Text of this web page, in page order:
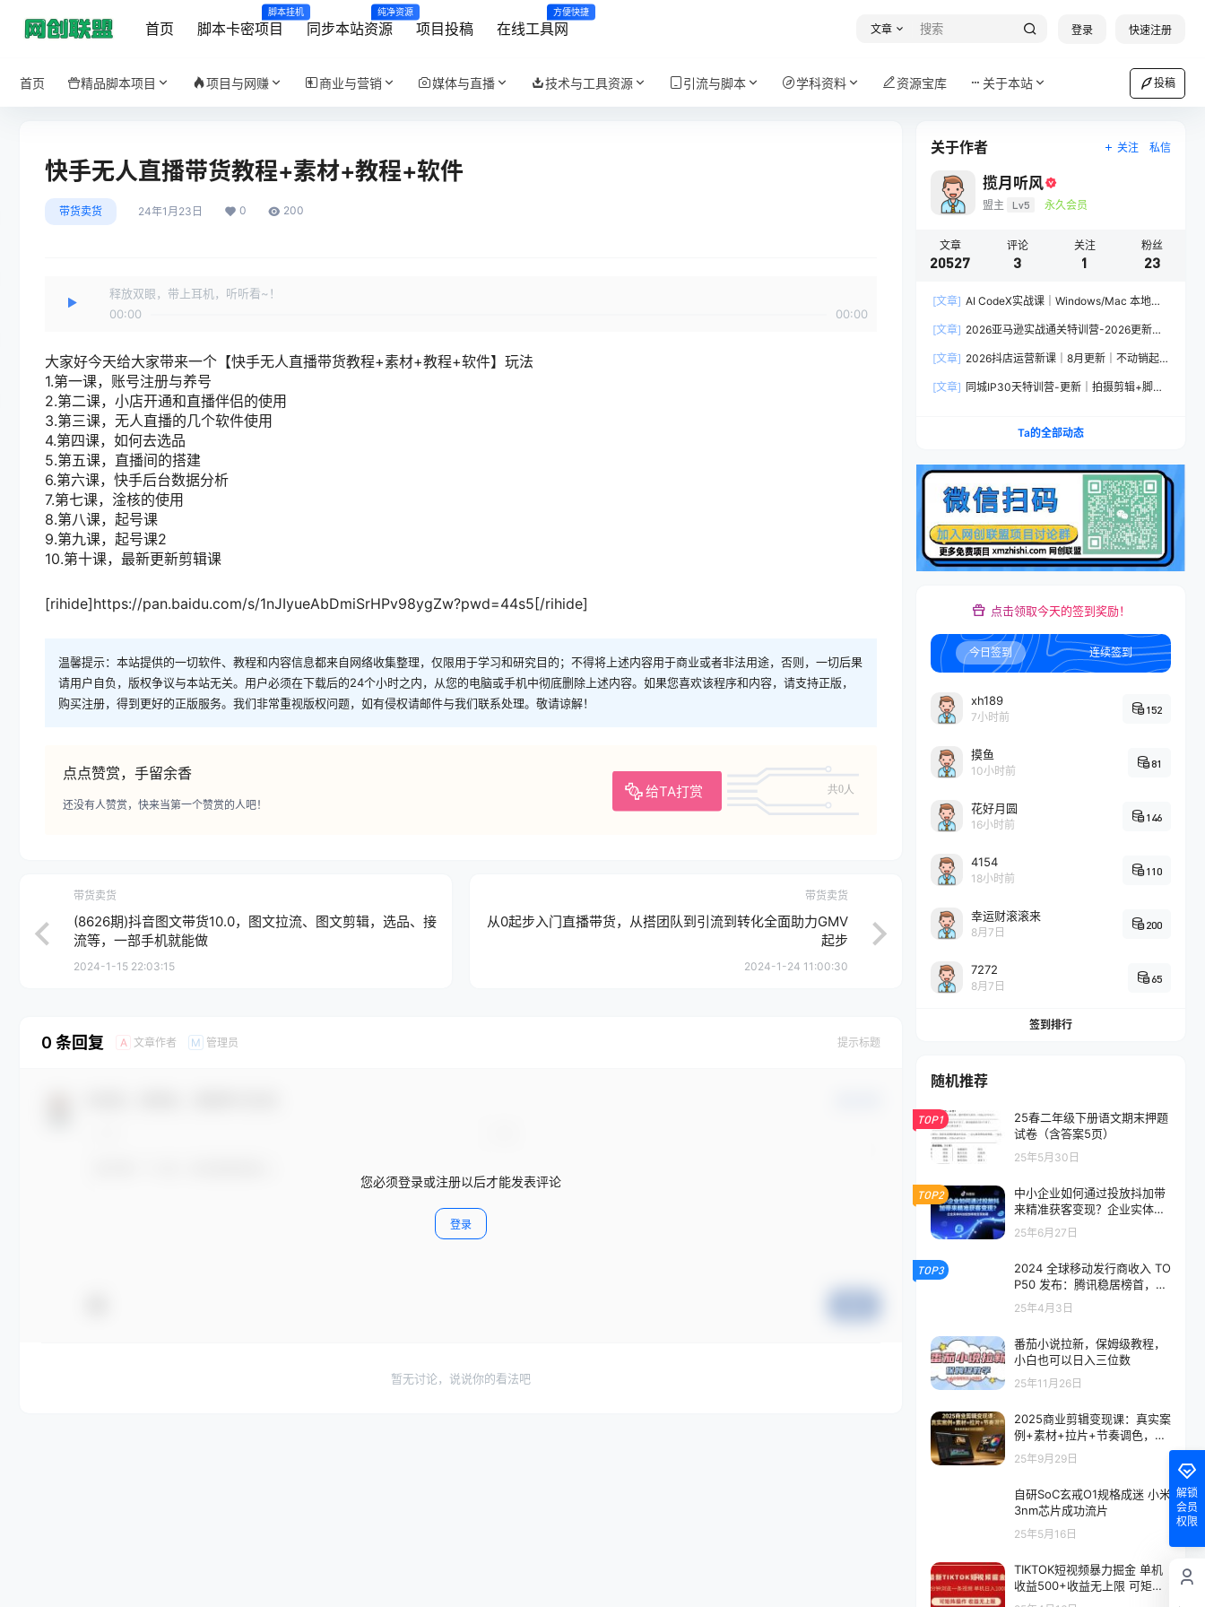
首页 脚本卡密项目
脚本挂机
同步本站资源
纯净资源
项目投稿 在线工具网
方便快捷
文章 登录 快速注册
首页 精品脚本项目 项目与网赚 商业与营销 媒体与直播 技术与工具资源 引流与脚本 学科资料 资源宝库 关于本站 投稿
快手无人直播带货教程+素材+教程+软件
带货卖货 24年1月23日 0 200
释放双眼，带上耳机，听听看~！
00:00
00:00
大家好今天给大家带来一个【快手无人直播带货教程+素材+教程+软件】玩法
1.第一课，账号注册与养号
2.第二课，小店开通和直播伴侣的使用
3.第三课，无人直播的几个软件使用
4.第四课，如何去选品
5.第五课，直播间的搭建
6.第六课，快手后台数据分析
7.第七课，淦核的使用
8.第八课，起号课
9.第九课，起号课2
10.第十课，最新更新剪辑课
[rihide]https://pan.baidu.com/s/1nJIyueAbDmiSrHPv98ygZw?pwd=44s5[/rihide]
温馨提示：本站提供的一切软件、教程和内容信息都来自网络收集整理，仅限用于学习和研究目的；不得将上述内容用于商业或者非法用途，否则，一切后果
请用户自负，版权争议与本站无关。用户必须在下载后的24个小时之内，从您的电脑或手机中彻底删除上述内容。如果您喜欢该程序和内容，请支持正版，
购买注册，得到更好的正版服务。我们非常重视版权问题，如有侵权请邮件与我们联系处理。敬请谅解！
点点赞赏，手留余香
给TA打赏 共0人
还没有人赞赏，快来当第一个赞赏的人吧！
带货卖货
(8626期)抖音图文带货10.0，图文拉流、图文剪辑，选品、接
流等，一部手机就能做
2024-1-15 22:03:15
带货卖货
从0起步入门直播带货，从搭团队到引流到转化全面助力GMV
起步
2024-1-24 11:00:30
0 条回复 A 文章作者 M 管理员 提示标题
您必须登录或注册以后才能发表评论
登录
暂无讨论，说说你的看法吧
关于作者 关注 私信
揽月听风
盟主 Lv5 永久会员
文章
20527
评论
3
关注
1
粉丝
23
[文章] AI CodeX实战课｜Windows/Mac 本地部
VR 项目｜AI项目落地全教程
[文章] 2026亚马逊实战通关特训营-2026更新，
店铺
[文章] 2026抖店运营新课｜8月更新｜不动销起
玩转抖音小店全域流量
[文章] 同城IP30天特训营-更新｜拍摄剪辑+脚本
Ta的全部动态
点击领取今天的签到奖励！
今日签到 连续签到
xh189
7小时前
152
摸鱼
10小时前
81
花好月圆
16小时前
146
4154
18小时前
110
幸运财滚滚来
8月7日
200
7272
8月7日
65
签到排行
随机推荐
TOP1
25春二年级下册语文期末押题
试卷（含答案5页）
25年5月30日
TOP2
中小企业如何通过投放抖加带
来精准获客变现？企业实体抖
加投放精准变现秘籍
25年6月27日
TOP3
2024 全球移动发行商收入 TO
P50 发布：腾讯稳居榜首，O
penAI 首次上榜
25年4月3日
番茄小说拉新，保姆级教程，
小白也可以日入三位数
25年11月26日
2025商业剪辑变现课：真实案
例+素材+拉片+节奏调色，单
条商单报价500-5000
25年9月29日
自研SoC玄戒O1规格成迷 小米
3nm芯片成功流片
25年5月16日
TIKTOK短视频暴力掘金 单机
收益500+收益无上限 可矩阵
操作 实现睡后收入
解锁
会员
权限